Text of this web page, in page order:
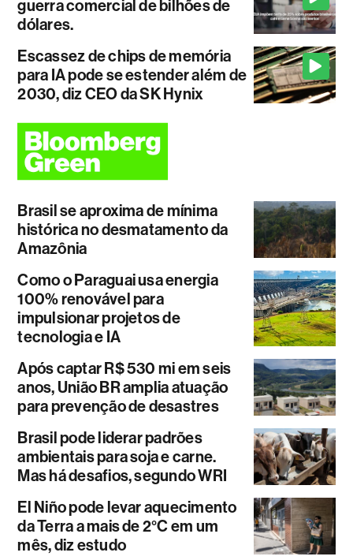
guerra comercial de bilhões de
dólares.
Escassez de chips de memória
para IA pode se estender além de
2030, diz CEO da SK Hynix
Brasil se aproxima de mínima
histórica no desmatamento da
Amazônia
Como o Paraguai usa energia
100% renovável para
impulsionar projetos de
tecnologia e IA
Após captar R$ 530 mi em seis
anos, União BR amplia atuação
para prevenção de desastres
Brasil pode liderar padrões
ambientais para soja e carne.
Mas há desafios, segundo WRI
El Niño pode levar aquecimento
da Terra a mais de 2°C em um
mês, diz estudo